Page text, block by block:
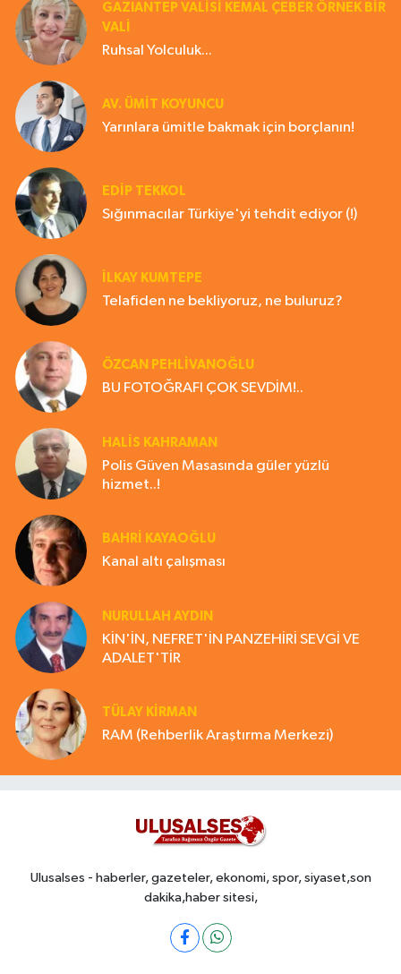
GAZIANTEP VALISI KEMAL ÇEBER ÖRNEK BİR
VALİ
Ruhsal Yolculuk...
AV. ÜMIT KOYUNCU
Yarınlara ümitle bakmak için borçlanın!
EDIP TEKKOL
Sığınmacılar Türkiye'yi tehdit ediyor (!)
İLKAY KUMTEPE
Telafiden ne bekliyoruz, ne buluruz?
ÖZCAN PEHLİVANOĞLU
BU FOTOĞRAFI ÇOK SEVDİM!..
HALIS KAHRAMAN
Polis Güven Masasında güler yüzlü
hizmet..!
BAHRI KAYAOĞLU
Kanal altı çalışması
NURULLAH AYDIN
KİN'İN, NEFRET'İN PANZEHİRİ SEVGİ VE
ADALET'TİR
TÜLAY KİRMAN
RAM (Rehberlik Araştırma Merkezi)
Ulusalses - haberler, gazeteler, ekonomi, spor, siyaset,son
dakika,haber sitesi,